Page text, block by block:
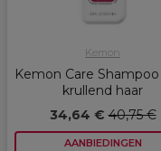
Kemon
Kemon Care
krullend haar
34,64 €40,75 €
AANBIEDINGEN